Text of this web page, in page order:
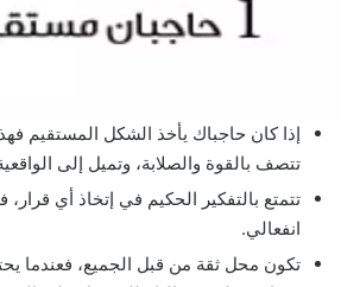
إذا كان حاجباك يأخذ الشكل المستقيم
تتصف بالقوة والصلابة، وتميل إلى
تتمتع بالتفكير الحكيم في إتخاذ أي
انفعالي.
تكون محل ثقة من قبل الجميع، فعندما